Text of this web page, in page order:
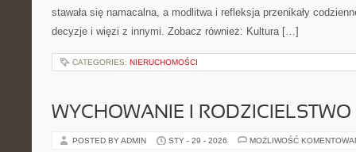
stawała się namacalna, a modlitwa i refleksja przenikały
decyzje i więzi z innymi. Zobacz również: Kultura […]
CATEGORIES: NIERUCHOMOŚCI
WYCHOWANIE I RODZICIELSTWO
POSTED BY ADMIN STY - 29 - 2026 MOŻLIWOŚĆ